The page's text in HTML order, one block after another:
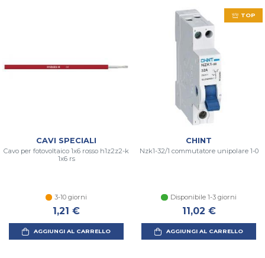
CAVI SPECIALI
Cavo per fotovoltaico 1x6 rosso h1z2z2-k
1x6 rs
3-10 giorni
1,21 €
AGGIUNGI AL CARRELLO
TOP
CHINT
Nzk1-32/1 commutatore unipolare 1-0
Disponibile 1-3 giorni
11,02 €
AGGIUNGI AL CARRELLO